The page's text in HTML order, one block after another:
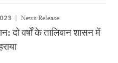
News Release
दो वर्षों के तालिबान शासन में